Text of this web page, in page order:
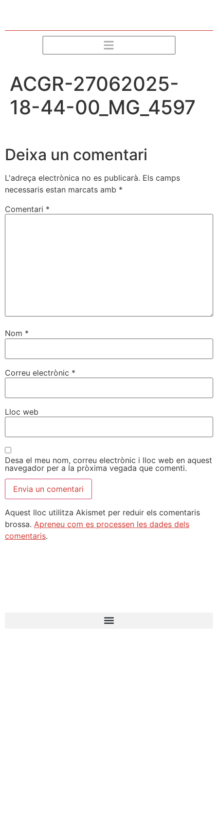
ACGR-27062025-
18-44-00_MG_4597
Deixa un comentari
L'adreça electrònica no es publicarà. Els camps
necessaris estan marcats amb *
Comentari *
Nom *
Correu electrònic *
Lloc web
Desa el meu nom, correu electrònic i lloc web en aquest
navegador per a la pròxima vegada que comenti.
Aquest lloc utilitza Akismet per reduir els comentaris
brossa. Apreneu com es processen les dades dels
comentaris.